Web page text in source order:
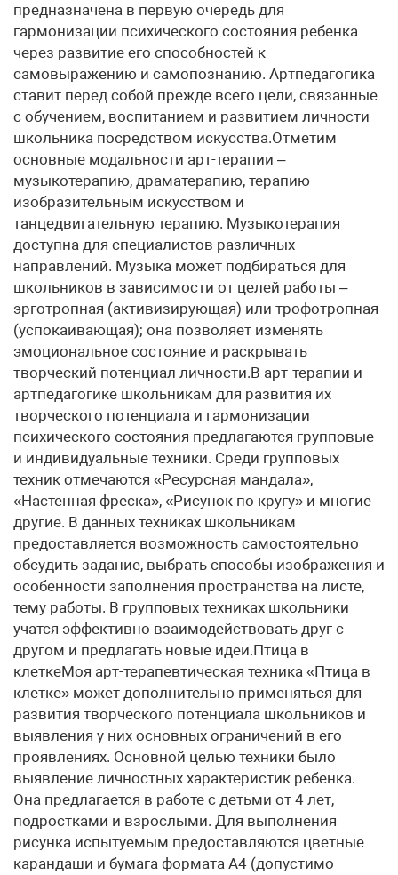
предназначена в первую очередь для
гармонизации психического состояния ребенка
через развитие его способностей к
самовыражению и самопознанию. Артпедагогика
ставит перед собой прежде всего цели, связанные
с обучением, воспитанием и развитием личности
школьника посредством искусства.Отметим
основные модальности арт-терапии –
музыкотерапию, драматерапию, терапию
изобразительным искусством и
танцедвигательную терапию. Музыкотерапия
доступна для специалистов различных
направлений. Музыка может подбираться для
школьников в зависимости от целей работы –
эрготропная (активизирующая) или трофотропная
(успокаивающая); она позволяет изменять
эмоциональное состояние и раскрывать
творческий потенциал личности.В арт-терапии и
артпедагогике школьникам для развития их
творческого потенциала и гармонизации
психического состояния предлагаются групповые
и индивидуальные техники. Среди групповых
техник отмечаются «Ресурсная мандала»,
«Настенная фреска», «Рисунок по кругу» и многие
другие. В данных техниках школьникам
предоставляется возможность самостоятельно
обсудить задание, выбрать способы изображения и
особенности заполнения пространства на листе,
тему работы. В групповых техниках школьники
учатся эффективно взаимодействовать друг с
другом и предлагать новые идеи.Птица в
клеткеМоя арт-терапевтическая техника «Птица в
клетке» может дополнительно применяться для
развития творческого потенциала школьников и
выявления у них основных ограничений в его
проявлениях. Основной целью техники было
выявление личностных характеристик ребенка.
Она предлагается в работе с детьми от 4 лет,
подростками и взрослыми. Для выполнения
рисунка испытуемым предоставляются цветные
карандаши и бумага формата А4 (допустимо